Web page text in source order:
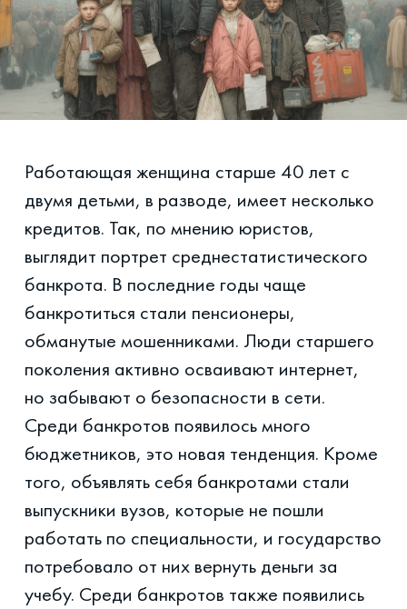
Работающая женщина старше 40 лет с
двумя детьми, в разводе, имеет несколько
кредитов. Так, по мнению юристов,
выглядит портрет среднестатистического
банкрота. В последние годы чаще
банкротиться стали пенсионеры,
обманутые мошенниками. Люди старшего
поколения активно осваивают интернет,
но забывают о безопасности в сети.
Среди банкротов появилось много
бюджетников, это новая тенденция. Кроме
того, объявлять себя банкротами стали
выпускники вузов, которые не пошли
работать по специальности, и государство
потребовало от них вернуть деньги за
учебу. Среди банкротов также появились